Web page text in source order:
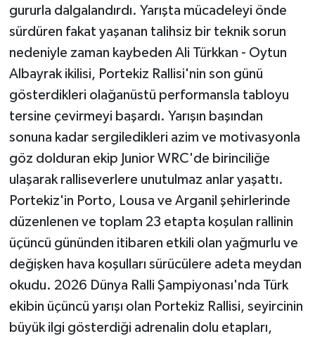
gururla dalgalandırdı. Yarışta mücadeleyi önde
sürdüren fakat yaşanan talihsiz bir teknik sorun
nedeniyle zaman kaybeden Ali Türkkan - Oytun
Albayrak ikilisi, Portekiz Rallisi'nin son günü
gösterdikleri olağanüstü performansla tabloyu
tersine çevirmeyi başardı. Yarışın başından
sonuna kadar sergiledikleri azim ve motivasyonla
göz dolduran ekip Junior WRC'de birinciliğe
ulaşarak ralliseverlere unutulmaz anlar yaşattı.
Portekiz'in Porto, Lousa ve Arganil şehirlerinde
düzenlenen ve toplam 23 etapta koşulan rallinin
üçüncü gününden itibaren etkili olan yağmurlu ve
değişken hava koşulları sürücülere adeta meydan
okudu. 2026 Dünya Ralli Şampiyonası'nda Türk
ekibin üçüncü yarışı olan Portekiz Rallisi, seyircinin
büyük ilgi gösterdiği adrenalin dolu etapları,